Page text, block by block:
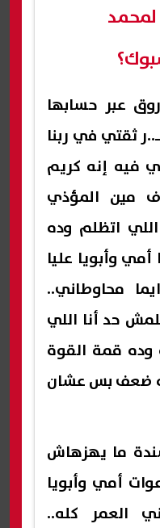
عبر حسابها
ثقتي في ربنا
فيه إنه كريم
مين المؤذي
اتظلم وده
وأبويا عليا
محاوطاني..
حد أنا اللي
وده قمة القوة
ضعف بس عشان
ما يهزهاش
أمي وأبويا
العمر كله..